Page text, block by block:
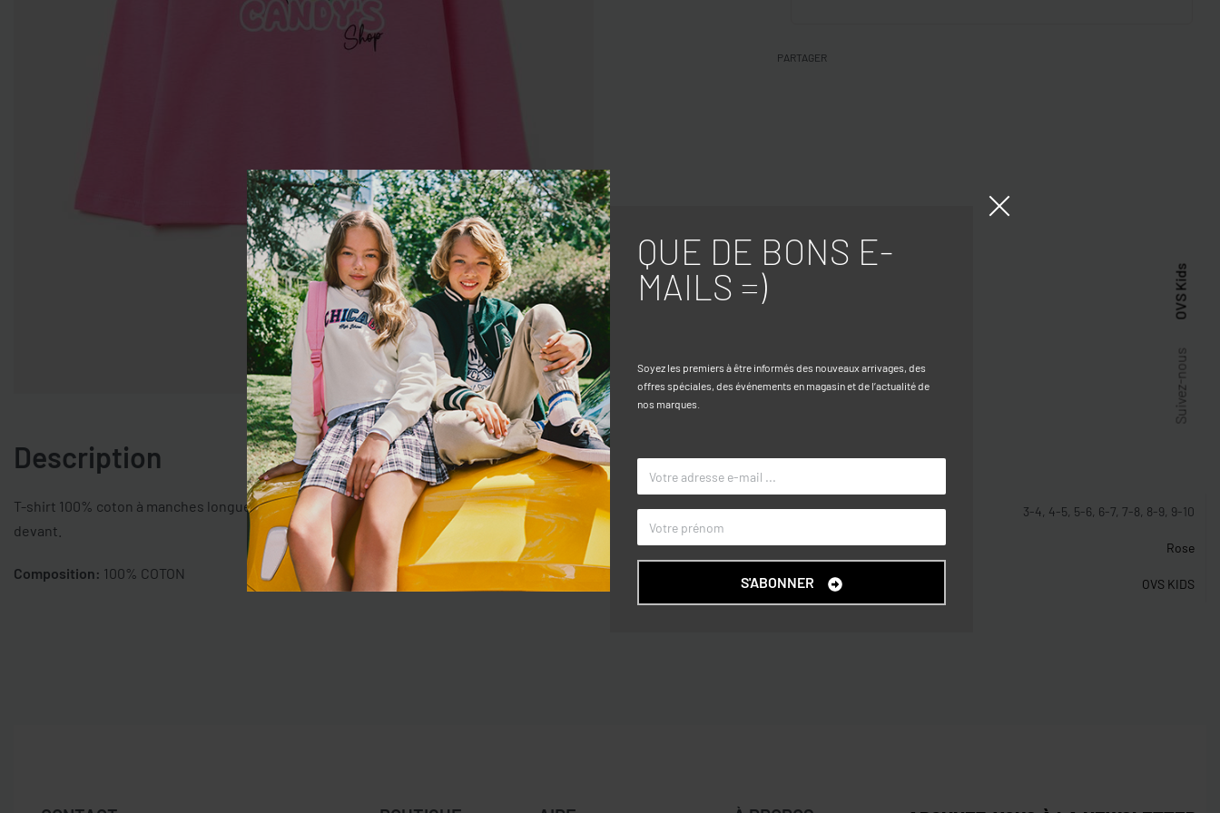
PARTAGER
Description
T-shirt 100% coton à manches longues. Col rond. Imprimé bonbons et lettres avec strass sur le
devant.
Composition: 100% COTON
Caractéristiques
TAILLE 3-4, 4-5, 5-6, 6-7, 7-8, 8-9, 9-10
COULEUR Rose
OVS KIDS
Suivez-nous
OVS Kids
QUE DE BONS E-
MAILS =)
Soyez les premiers à être informés des nouveaux arrivages, des
offres spéciales, des événements en magasin et de l’actualité de
nos marques.
S'ABONNER